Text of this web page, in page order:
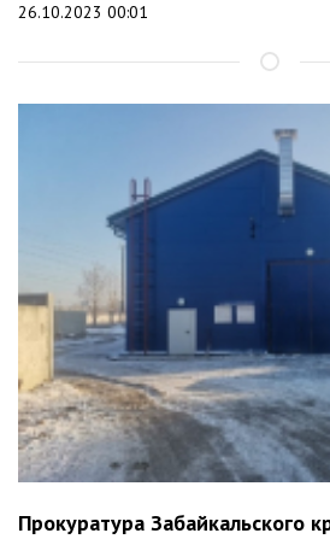
26.10.2023 00:01
Прокуратура Забайкальского